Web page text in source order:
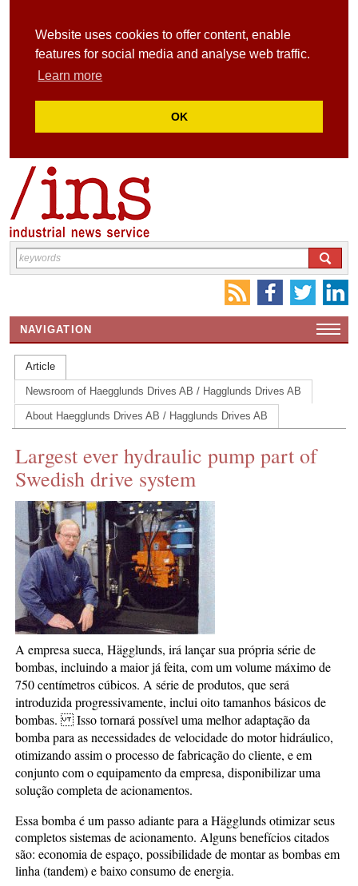
Website uses cookies to offer content, enable
features for social media and analyse web traffic.
Learn more
OK
NAVIGATION
HOME
CONTACT US
INS MAIN WEBSITE
ABOUT US
Article
Newsroom of Haegglunds Drives AB / Hagglunds Drives AB
About Haegglunds Drives AB / Hagglunds Drives AB
Largest ever hydraulic pump part of
Swedish drive system
A empresa sueca, Hägglunds, irá lançar sua própria série de
bombas, incluindo a maior já feita, com um volume máximo de
750 centímetros cúbicos. A série de produtos, que será
introduzida progressivamente, inclui oito tamanhos básicos de
bombas. Isso tornará possível uma melhor adaptação da
bomba para as necessidades de velocidade do motor hidráulico,
otimizando assim o processo de fabricação do cliente, e em
conjunto com o equipamento da empresa, disponibilizar uma
solução completa de acionamentos.
Essa bomba é um passo adiante para a Hägglunds otimizar seus
completos sistemas de acionamento. Alguns benefícios citados
são: economia de espaço, possibilidade de montar as bombas em
linha (tandem) e baixo consumo de energia.